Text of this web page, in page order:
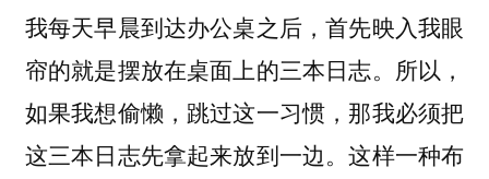
我每天早晨到达办公桌之后，首先映入我眼
帘的就是摆放在桌面上的三本日志。所以，
如果我想偷懒，跳过这一习惯，那我必须把
这三本日志先拿起来放到一边。这样一种布